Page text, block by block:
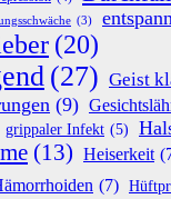
(3)
(20)
(27) Geist
(9)
grippaler Infekt (5)
(13) Heiserkeit
(7)